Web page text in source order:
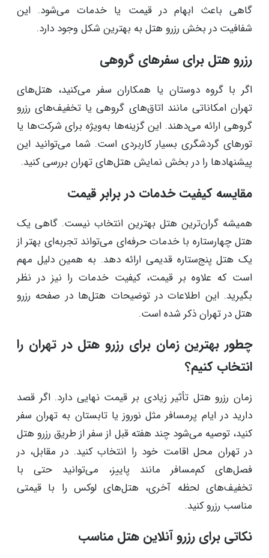
گاهی باعث ابهام در قیمت یا خدمات می‌شود. این
شفافیت در بخش رزرو هتل به بهترین شکل وجود دارد.
رزرو هتل برای سفرهای گروهی
اگر با گروه دوستان یا همکاران سفر می‌کنید، هتل‌های
تهران امکاناتی مانند اتاق‌های گروهی یا تخفیف‌های رزرو
گروهی ارائه می‌دهند. این گزینه‌ها به‌ویژه برای شرکت‌ها یا
تورهای گردشگری بسیار کاربردی است. شما می‌توانید این
پیشنهادها را در بخش نمایش هتل‌های تهران بررسی کنید.
مقایسه کیفیت خدمات در برابر قیمت
همیشه گران‌ترین هتل بهترین انتخاب نیست. گاهی یک
هتل چهارستاره با خدمات حرفه‌ای می‌تواند تجربه‌ای بهتر از
یک هتل پنج‌ستاره قدیمی ارائه دهد. به همین دلیل مهم
است که علاوه بر قیمت، کیفیت خدمات را نیز در نظر
بگیرید. این اطلاعات در توضیحات هتل‌ها در صفحه رزرو
هتل در تهران ذکر شده است.
چطور بهترین زمان برای رزرو هتل در تهران را
انتخاب کنیم؟
زمان رزرو هتل تأثیر زیادی بر قیمت نهایی دارد. اگر قصد
دارید در ایام پرمسافر مثل نوروز یا تابستان به تهران سفر
کنید، توصیه می‌شود چند هفته قبل از سفر از طریق رزرو هتل
در تهران محل اقامت خود را انتخاب کنید. در مقابل، در
فصل‌های کم‌مسافر مانند پاییز، می‌توانید حتی با
تخفیف‌های لحظه آخری، هتل‌های لوکس را با قیمتی
مناسب رزرو کنید.
نکاتی برای رزرو آنلاین هتل مناسب